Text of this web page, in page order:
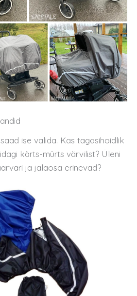
ise valida. Kas tagasihoidlik
kärts-mürts värvilist? Üleni
ja jalaosa erinevad?